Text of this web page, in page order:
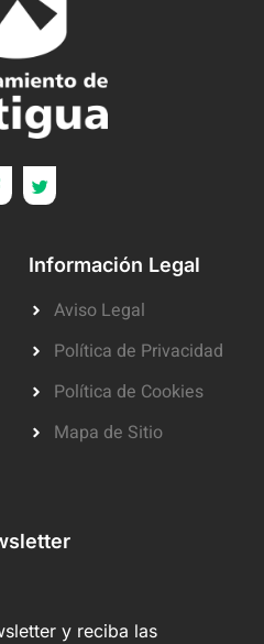
Información Legal
Aviso Legal
Política de Privacidad
Política de Cookies
Mapa de Sitio
y reciba las